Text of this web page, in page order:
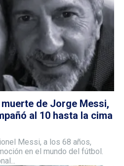
de Jorge Messi,
al 10 hasta la cima
Messi, a los 68 años,
en el mundo del fútbol.